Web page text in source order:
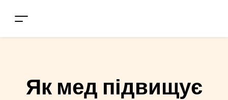
Як мед підвищує